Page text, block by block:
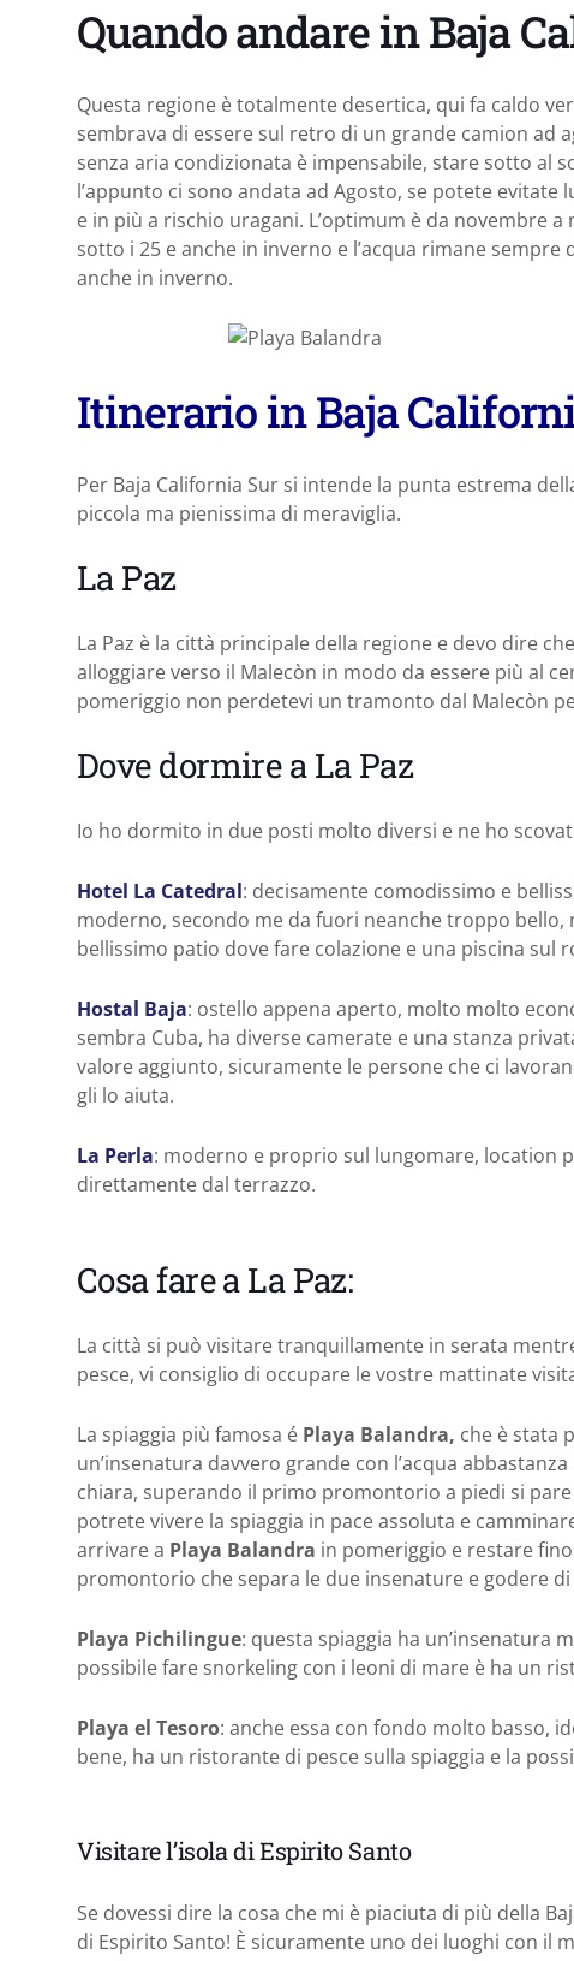
Quando andare in Baja
Questa regione è totalmente desertica, qui fa caldo
sembrava di essere sul retro di un grande camion ad
senza aria condizionata è impensabile, stare sotto al
l’appunto ci sono andata ad Agosto, se potete
e in più a rischio uragani. L’optimum è da novembre
sotto i 25 e anche in inverno e l’acqua rimane
anche in inverno.
Itinerario in Baja
Per Baja California Sur si intende la punta estrema
piccola ma pienissima di meraviglia.
La Paz
La Paz è la città principale della regione e devo dire
alloggiare verso il Malecòn in modo da essere più al
pomeriggio non perdetevi un tramonto dal Malecòn
Dove dormire a La Paz
Io ho dormito in due posti molto diversi e ne ho
Hotel La Catedral: decisamente comodissimo e
moderno, secondo me da fuori neanche troppo
bellissimo patio dove fare colazione e una piscina sul
Hostal Baja: ostello appena aperto, molto molto
sembra Cuba, ha diverse camerate e una stanza
valore aggiunto, sicuramente le persone che ci
gli lo aiuta.
La Perla: moderno e proprio sul lungomare, location
direttamente dal terrazzo.
Cosa fare a La Paz:
La città si può visitare tranquillamente in serata
pesce, vi consiglio di occupare le vostre mattinate
La spiaggia più famosa é Playa Balandra, che è stata
un’insenatura davvero grande con l’acqua
chiara, superando il primo promontorio a piedi si
potrete vivere la spiaggia in pace assoluta e
arrivare a Playa Balandra in pomeriggio e restare
promontorio che separa le due insenature e godere
Playa Pichilingue: questa spiaggia ha un’insenatura
possibile fare snorkeling con i leoni di mare è ha un
Playa el Tesoro: anche essa con fondo molto basso,
bene, ha un ristorante di pesce sulla spiaggia e la
Visitare l’isola di Espirito Santo
Se dovessi dire la cosa che mi è piaciuta di più della
di Espirito Santo! È sicuramente uno dei luoghi con il